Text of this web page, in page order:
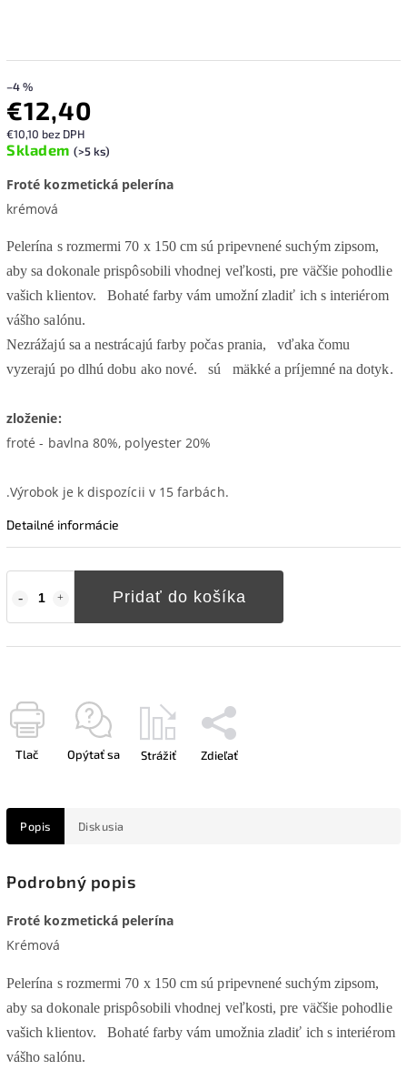
–4 %
€12,40
€10,10 bez DPH
Skladem (>5 ks)
Pridať do košíka
Froté kozmetická pelerína
krémová
Pelerína s rozmermi 70 x 150 cm sú pripevnené suchým zipsom,
aby sa dokonale prispôsobili vhodnej veľkosti, pre väčšie pohodlie
vašich klientov.
Bohaté farby vám umožní zladiť ich s interiérom
vášho salónu.
Nezrážajú sa a nestrácajú farby počas prania,
vďaka čomu
vyzerajú po dlhú dobu ako nové.
sú mäkké a príjemné na dotyk.
zloženie:
froté - bavlna 80%, polyester 20%
.Výrobok je k dispozícii v 15 farbách.
Detailné informácie
Tlač Opýtať sa Strážiť Zdieľať
Popis Diskusia
Podrobný popis
Froté kozmetická pelerína
Krémová
Pelerína s rozmermi 70 x 150 cm sú pripevnené suchým zipsom,
aby sa dokonale prispôsobili vhodnej veľkosti, pre väčšie pohodlie
vašich klientov.
Bohaté farby vám umožnia zladiť ich s interiérom
vášho salónu.